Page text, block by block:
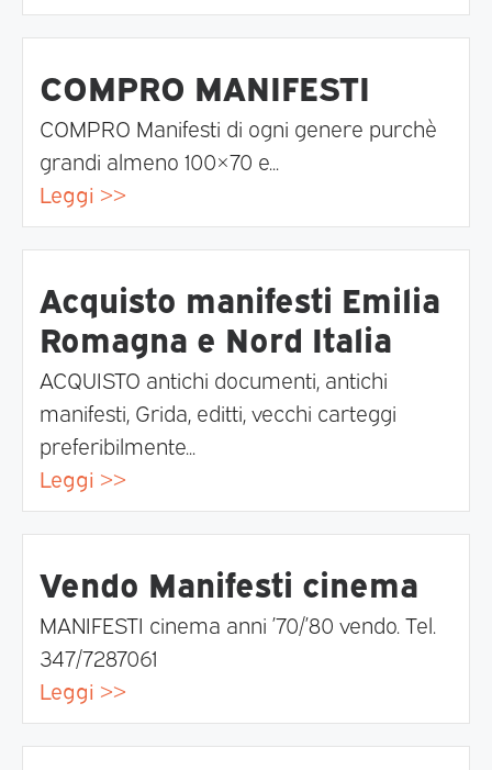
COMPRO MANIFESTI
COMPRO Manifesti di ogni genere purchè
grandi almeno 100×70 e...
Leggi >>
Acquisto manifesti Emilia
Romagna e Nord Italia
ACQUISTO antichi documenti, antichi
manifesti, Grida, editti, vecchi carteggi
preferibilmente...
Leggi >>
Vendo Manifesti cinema
MANIFESTI cinema anni ’70/’80 vendo. Tel.
347/7287061
Leggi >>